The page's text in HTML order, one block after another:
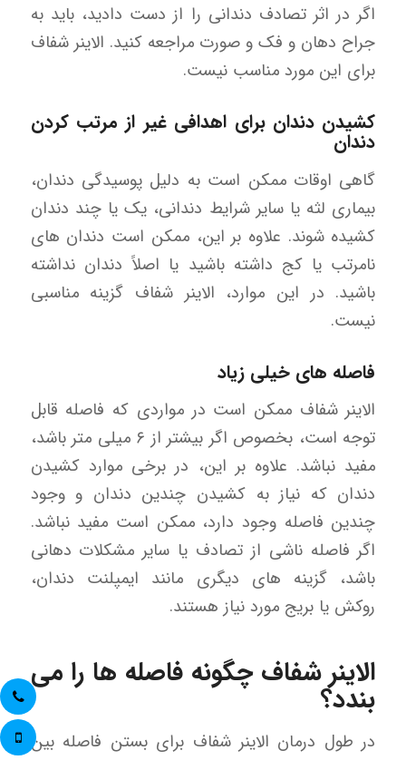
اگر در اثر تصادف دندانی را از دست دادید، باید به
جراح دهان و فک و صورت مراجعه کنید. الاینر شفاف
برای این مورد مناسب نیست.
کشیدن دندان برای اهدافی غیر از مرتب کردن
دندان
گاهی اوقات ممکن است به دلیل پوسیدگی دندان،
بیماری لثه یا سایر شرایط دندانی، یک یا چند دندان
کشیده شوند. علاوه بر این، ممکن است دندان های
نامرتب یا کج داشته باشید یا اصلاً دندان نداشته
باشید. در این موارد، الاینر شفاف گزینه مناسبی
نیست.
فاصله های خیلی زیاد
الاینر شفاف ممکن است در مواردی که فاصله قابل
توجه است، بخصوص اگر بیشتر از ۶ میلی متر باشد،
مفید نباشد. علاوه بر این، در برخی موارد کشیدن
دندان که نیاز به کشیدن چندین دندان و وجود
چندین فاصله وجود دارد، ممکن است مفید نباشد.
اگر فاصله ناشی از تصادف یا سایر مشکلات دهانی
باشد، گزینه های دیگری مانند ایمپلنت دندان،
روکش یا بریج مورد نیاز هستند.
الاینر شفاف چگونه فاصله ها را می
بندد؟
در طول درمان الاینر شفاف برای بستن فاصله بین